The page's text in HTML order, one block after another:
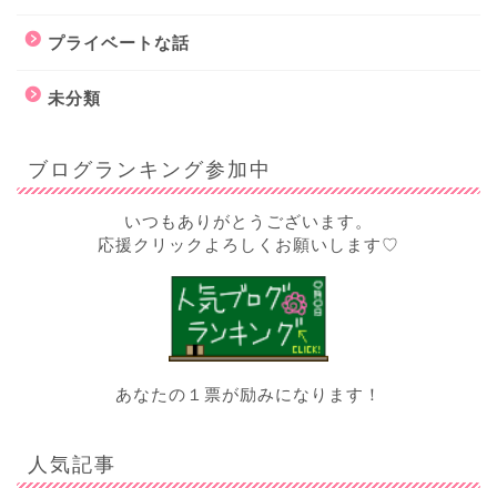
プライベートな話
未分類
ブログランキング参加中
いつもありがとうございます。
応援クリックよろしくお願いします♡
あなたの１票が励みになります！
人気記事